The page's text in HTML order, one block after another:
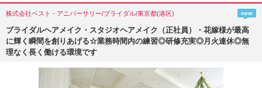
株式会社ベスト - アニバーサリー/ブライダル/東京都(港区) new
ブライダルヘアメイク・スタジオヘアメイク（正社員）・花嫁様が最高
に輝く瞬間を創りあげる☆業務時間内の練習◎研修充実◎月火連休◎無
理なく長く働ける環境です